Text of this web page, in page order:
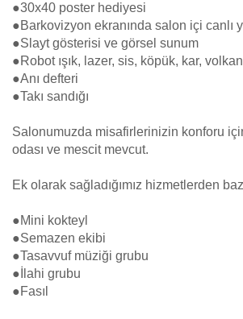
●30x40 poster hediyesi
●Barkovizyon ekranında salon içi canlı
●Slayt gösterisi ve görsel sunum
●Robot ışık, lazer, sis, köpük, kar,
●Anı defteri
●Takı sandığı
Salonumuzda misafirlerinizin konforu
odası ve mescit mevcut.
Ek olarak sağladığımız hizmetlerden
●Mini kokteyl
●Semazen ekibi
●Tasavvuf müziği grubu
●İlahi grubu
●Fasıl